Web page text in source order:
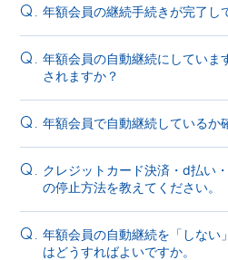
Q. 年額会員の継続手続きが完了し
Q. 年額会員の自動継続にしていま
されますか？
Q. 年額会員で自動継続しているか
Q. クレジットカード決済・d払い
の停止方法を教えてください。
Q. 年額会員の自動継続を「しない
はどうすればよいですか。